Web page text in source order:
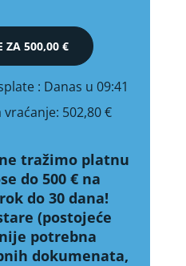
ZA 500,00 €
: Danas u 09:41
vraćanje: 502,80 €
tražimo platnu
do 500 € na
do 30 dana!
(postojeće
nije potrebna
dokumenata,